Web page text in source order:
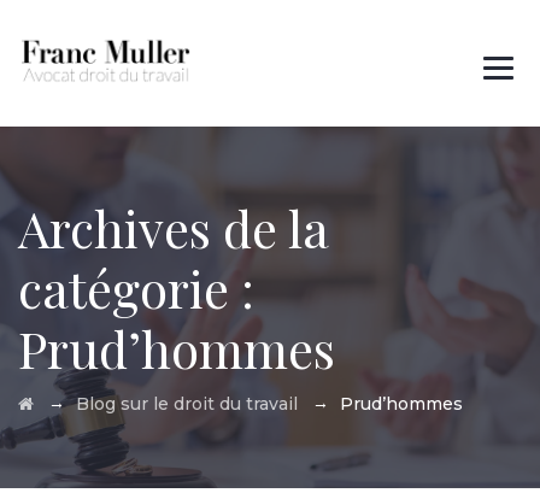
Archives de la
catégorie :
Prud’hommes
→Blog sur le droit du travail → Prud’hommes